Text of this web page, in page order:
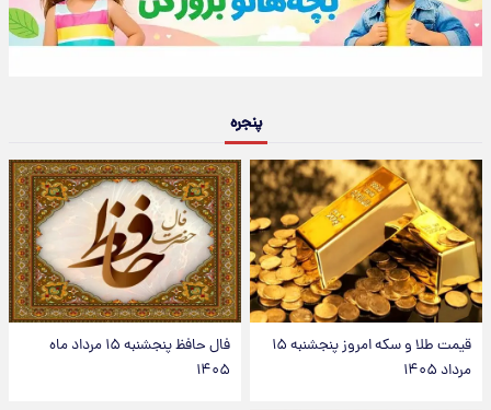
پنجره
قیمت طلا و سکه امروز پنجشنبه ۱۵
مرداد ۱۴۰۵
فال حافظ پنجشنبه ۱۵ مرداد ماه
۱۴۰۵